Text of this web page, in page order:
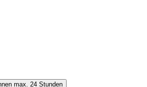
max. 24 Stunden